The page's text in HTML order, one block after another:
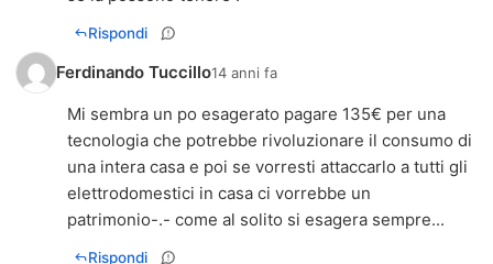
Rispondi
Ferdinando Tuccillo14 anni fa
Mi sembra un po esagerato pagare 135€ per una
tecnologia che potrebbe rivoluzionare il consumo di
una intera casa e poi se vorresti attaccarlo a tutti gli
elettrodomestici in casa ci vorrebbe un
patrimonio-.- come al solito si esagera sempre...
Rispondi